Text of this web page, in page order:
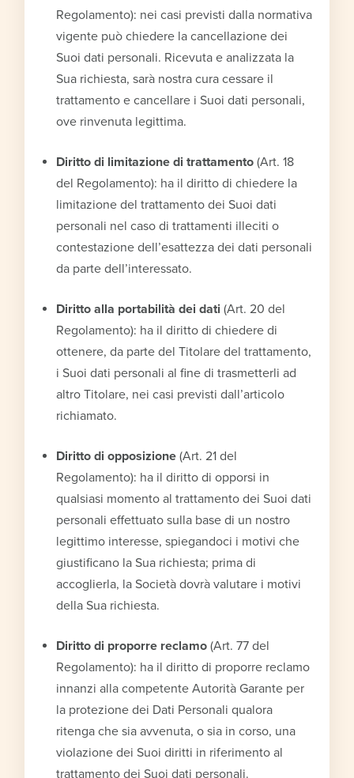
Regolamento): nei casi previsti dalla normativa
vigente può chiedere la cancellazione dei
Suoi dati personali. Ricevuta e analizzata la
Sua richiesta, sarà nostra cura cessare il
trattamento e cancellare i Suoi dati personali,
ove rinvenuta legittima.
Diritto di limitazione di trattamento (Art. 18
del Regolamento): ha il diritto di chiedere la
limitazione del trattamento dei Suoi dati
personali nel caso di trattamenti illeciti o
contestazione dell’esattezza dei dati personali
da parte dell’interessato.
Diritto alla portabilità dei dati (Art. 20 del
Regolamento): ha il diritto di chiedere di
ottenere, da parte del Titolare del trattamento,
i Suoi dati personali al fine di trasmetterli ad
altro Titolare, nei casi previsti dall’articolo
richiamato.
Diritto di opposizione (Art. 21 del
Regolamento): ha il diritto di opporsi in
qualsiasi momento al trattamento dei Suoi dati
personali effettuato sulla base di un nostro
legittimo interesse, spiegandoci i motivi che
giustificano la Sua richiesta; prima di
accoglierla, la Società dovrà valutare i motivi
della Sua richiesta.
Diritto di proporre reclamo (Art. 77 del
Regolamento): ha il diritto di proporre reclamo
innanzi alla competente Autorità Garante per
la protezione dei Dati Personali qualora
ritenga che sia avvenuta, o sia in corso, una
violazione dei Suoi diritti in riferimento al
trattamento dei Suoi dati personali.